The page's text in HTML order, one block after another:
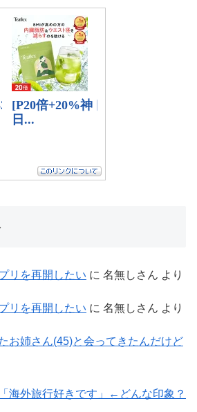
リを再開したい に 名無しさん より
リを再開したい に 名無しさん より
お姉さん(45)と会ってきたんだけど
海外旅行好きです」←どんな印象？